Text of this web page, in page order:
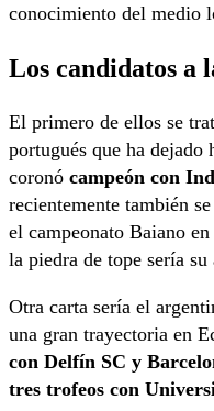
conocimiento del medio
Los candidatos a
El primero de ellos se
portugués que ha dejado
coronó campeón con
recientemente también
el campeonato Baiano
la piedra de tope sería
Otra carta sería el
una gran trayectoria en
con Delfín SC y
tres trofeos con